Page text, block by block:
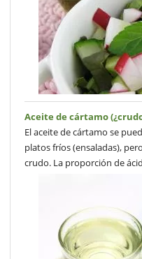
Aceite de cártamo
El aceite de cártamo se
platos fríos (ensaladas),
crudo. La proporción de